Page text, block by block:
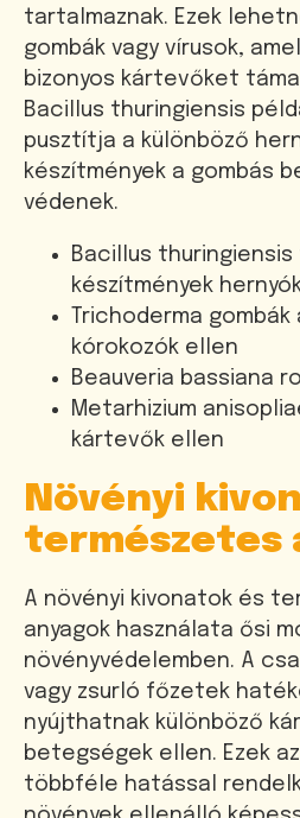
tartalmaznak. Ezek
gombák vagy vírusok,
bizonyos kártevőket
Bacillus thuringiensis
pusztítja a különböző
készítmények a gombás
védenek.
Bacillus
készítmények
Trichoderma
kórokozók ellen
Beauveria bassiana
Metarhizium
kártevők ellen
Növényi
természetes
A növényi kivonatok és
anyagok használata ősi
növényvédelemben. A
vagy zsurló főzetek
nyújthatnak különböző
betegségek ellen. Ezek
többféle hatással